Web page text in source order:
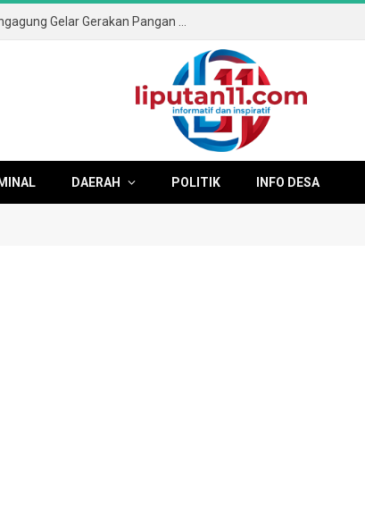
DAERAH POLITIK INFO DESA